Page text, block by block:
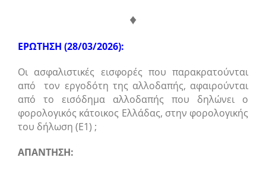
♦
ΕΡΩΤΗΣΗ (28/03/2026):
Οι ασφαλιστικές εισφορές που παρακρατούνται
από τον εργοδότη της αλλοδαπής, αφαιρούνται
από το εισόδημα αλλοδαπής που δηλώνει ο
φορολογικός κάτοικος Ελλάδας, στην φορολογικής
του δήλωση (Ε1) ;
ΑΠΑΝΤΗΣΗ: